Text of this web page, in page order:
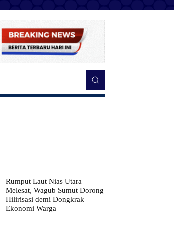
Rumput Laut Nias Utara
Melesat, Wagub Sumut Dorong
Hilirisasi demi Dongkrak
Ekonomi Warga